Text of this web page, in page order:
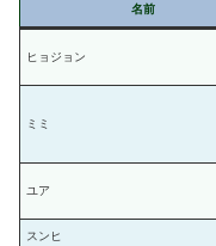
名前
ヒョジョン
ミミ
ユア
スンヒ